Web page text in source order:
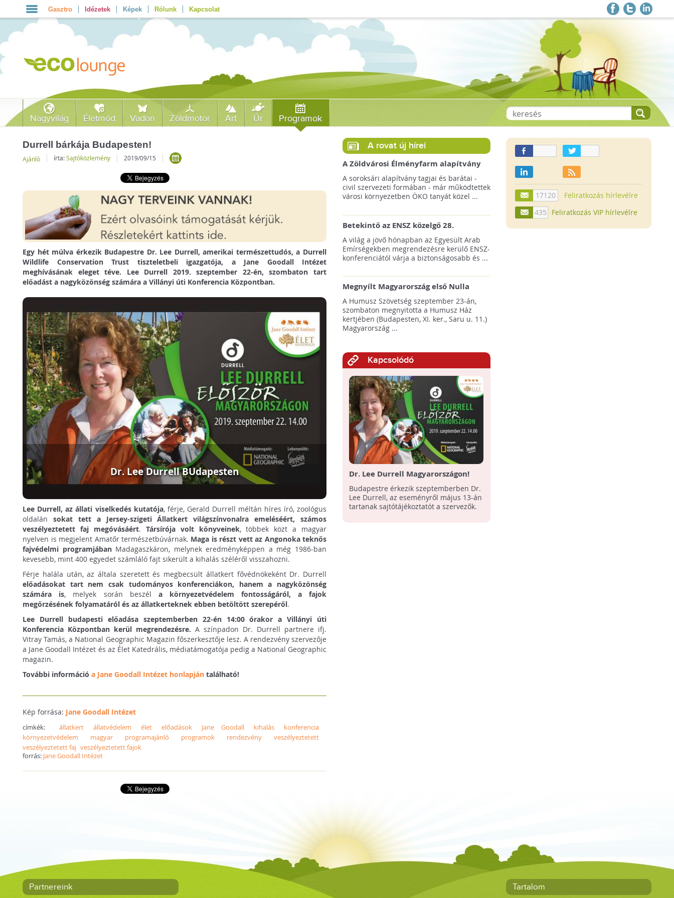
Gasztro Idézetek Képek Rólunk Kapcsolat
Nagyvilág Életmód Vadon Zöldmotor Art Űr Programok
Durrell bárkája Budapesten!
Ajánló írta:Sajtóközlemény 2019/09/15
Egy hét múlva érkezik Budapestre Dr. Lee Durrell, amerikai természettudós, a Durrell
Wildlife Conservation Trust tiszteletbeli igazgatója, a Jane Goodall Intézet
meghívásának eleget téve. Lee Durrell 2019. szeptember 22-én, szombaton tart
előadást a nagyközönség számára a Villányi úti Konferencia Központban.
Dr. Lee Durrell BUdapesten
Lee Durrell, az állati viselkedés kutatója, férje, Gerald Durrell méltán híres író, zoológus
oldalánsokat tett a Jersey-szigeti Állatkert világszínvonalra emeléséért, számos
veszélyeztetett faj megóvásáért. Társírója volt könyveinek, többek közt a magyar
nyelven is megjelent Amatőr természetbúvárnak. Maga is részt vett az Angonoka teknős
fajvédelmi programjábanMadagaszkáron, melynek eredményképpen a még 1986-ban
kevesebb, mint 400 egyedet számláló fajt sikerült a kihalás széléről visszahozni.
Férje halála után, az általa szeretett és megbecsült állatkert fővédnökeként Dr. Durrell
előadásokat tart nem csak tudományos konferenciákon, hanem a nagyközönség
számára is, melyek során beszél a környezetvédelem fontosságáról, a fajok
megőrzésének folyamatáról és az állatkerteknek ebben betöltött szerepéről.
Lee Durrell budapesti előadása szeptemberben 22-én 14:00 órakor a Villányi úti
Konferencia Központban kerül megrendezésre. A színpadon Dr. Durrell partnere ifj.
Vitray Tamás, a National Geographic Magazin főszerkesztője lesz. A rendezvény szervezője
a Jane Goodall Intézet és az Élet Katedrális, médiatámogatója pedig a National Geographic
magazin.
További információa Jane Goodall Intézet honlapjántalálható!
Kép forrása: Jane Goodall Intézet
címkék:állatkert állatvédelem élet előadások Jane Goodall kihalás
konferencia
környezetvédelem
magyar programajánló programok rendezvény
veszélyeztetett
veszélyeztetett faj veszélyeztetett fajok
forrás: Jane Goodall Intézet
A rovat új hírei
A Zöldvárosi Élményfarm alapítvány
végre megkezdte gyakorlati
működését!
A soroksári alapítvány tagjai és barátai -
civil szervezeti formában - már működtettek
városi környezetben ÖKO tanyát közel ...
Betekintő az ENSZ közelgő 28.
klímacsúcsába
A világ a jövő hónapban az Egyesült Arab
Emírségekben megrendezésre kerülő ENSZ-
konferenciától várja a biztonságosabb és ...
Megnyílt Magyarország első Nulla
Hulladék Tanösvénye Budapesten
A Humusz Szövetség szeptember 23-án,
szombaton megnyitotta a Humusz Ház
kertjében (Budapesten, XI. ker., Saru u. 11.)
Magyarország ...
Kapcsolódó
Dr. Lee Durrell Magyarországon!
Budapestre érkezik szeptemberben Dr.
Lee Durrell, az eseményről május 13-án
tartanak sajtótájékoztatót a szervezők.
17120
Feliratkozás hírlevélre
435
Feliratkozás VIP hírlevélre
Partnereink Tartalom